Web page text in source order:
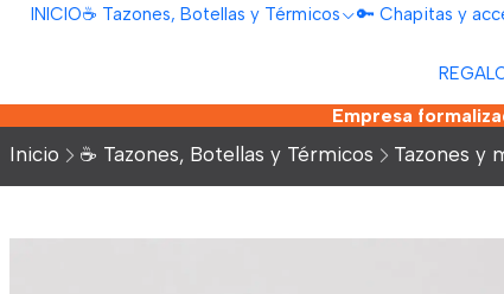
INICIO☕ Tazones, Botellas y Térmicos 🔑 Chapitas y
Empresa
Inicio ☕ Tazones, Botellas y Térmicos Tazones y